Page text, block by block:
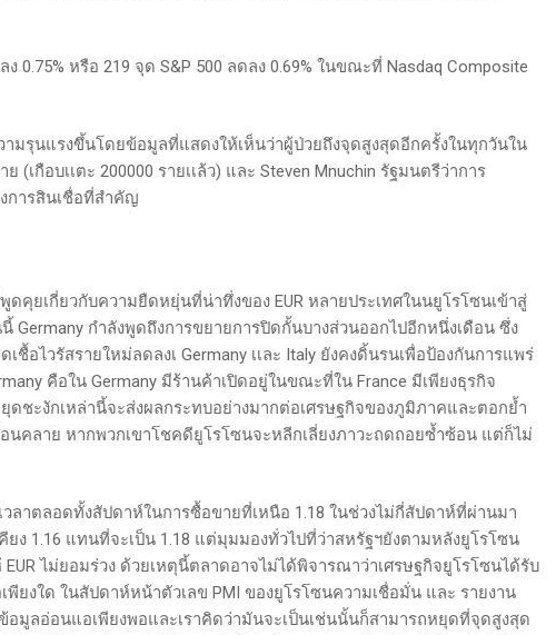
0.75% หรือ 219 จุด S&P 500 ลดลง 0.69% ในขณะที่ Nasdaq Composite
มรุนแรงขึ้นโดยข้อมูลที่แสดงให้เห็นว่าผู้ป่วยถึงจุดสูงสุดอีกครั้งในทุกวันใน
เกือบเเตะ 200000 รายเเล้ว) และ Steven Mnuchin รัฐมนตรีว่าการ
การสินเชื่อที่สำคัญ
ดคุยเกี่ยวกับความยืดหยุ่นที่น่าทึ่งของ EUR หลายประเทศในนยูโรโซนเข้าสู่
กำลังพูดถึงการขยายการปิดกั้นบางส่วนออกไปอีกหนึ่งเดือน ซึ่ง
ชื้อไวรัสรายใหม่ลดลงเ Germany เเละ Italy ยังคงดิ้นรนเพื่อป้องกันการแพร่
คือใน Germany มีร้านค้าเปิดอยู่ในขณะที่ใน France มีเพียงธุรกิจ
ชะงักเหล่านี้จะส่งผลกระทบอย่างมากต่อเศรษฐกิจของภูมิภาคและตอกย้ำ
นคลาย หากพวกเขาโชคดียูโรโซนจะหลีกเลี่ยงภาวะถดถอยซ้ำซ้อน แต่ก็ไม่
วลาตลอดทั้งสัปดาห์ในการซื้อขายที่เหนือ 1.18 ในช่วงไม่กี่สัปดาห์ที่ผ่านมา
ยง 1.16 แทนที่จะเป็น 1.18 แต่มุมมองทั่วไปที่ว่าสหรัฐฯยังตามหลังยูโรโซน
ไม่ยอมร่วง ด้วยเหตุนี้ตลาดอาจไม่ได้พิจารณาว่าเศรษฐกิจยูโรโซนได้รับ
พียงใด ในสัปดาห์หน้าตัวเลข PMI ของยูโรโซนความเชื่อมั่น และ รายงาน
อมูลอ่อนแอเพียงพอและเราคิดว่ามันจะเป็นเช่นนั้นก็สามารถหยุดที่จุดสูงสุด